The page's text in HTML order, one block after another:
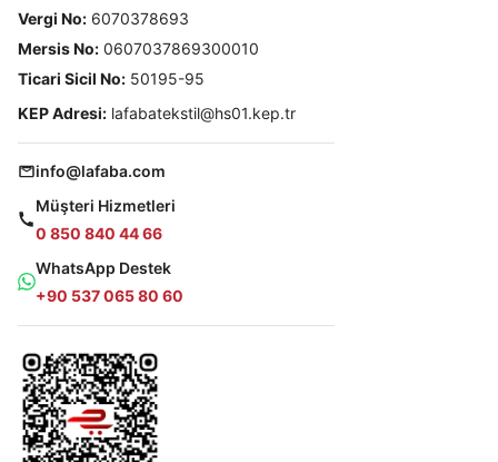
Vergi No: 6070378693
Mersis No: 0607037869300010
Ticari Sicil No: 50195-95
KEP Adresi: lafabatekstil@hs01.kep.tr
info@lafaba.com
Müşteri Hizmetleri
0 850 840 44 66
WhatsApp Destek
+90 537 065 80 60